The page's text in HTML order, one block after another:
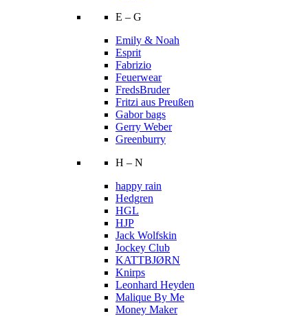
E – G
Emily & Noah
Esprit
Fabrizio
Feuerwear
FredsBruder
Fritzi aus Preußen
Gabor bags
Gerry Weber
Greenburry
H – N
happy rain
Hedgren
HGL
HJP
Jack Wolfskin
Jockey Club
KATTBJØRN
Knirps
Leonhard Heyden
Malique By Me
Money Maker